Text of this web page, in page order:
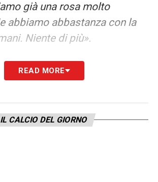
già una rosa molto
abbiamo abbastanza con la
Niente di più».
VAZQUEZ E MODRIC
venga risolto il prima
bene, che venga risolto
READ MORE
IL CALCIO DEL GIORNO